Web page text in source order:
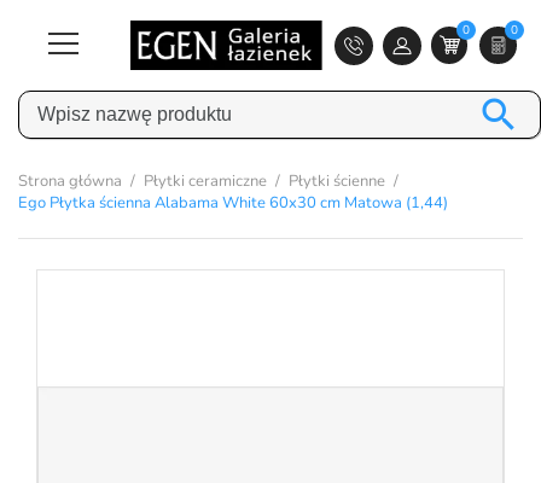
0 0

Strona główna Płytki ceramiczne
Płytki ścienne
Ego Płytka ścienna Alabama White 60x30 cm Matowa (1,44)